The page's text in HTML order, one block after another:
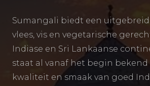
Sumangali biedt een uitgebreid
vlees, vis en vegetarische
Indiase en Sri Lankaanse
staat al vanaf het begin bekend
kwaliteit en smaak van goed